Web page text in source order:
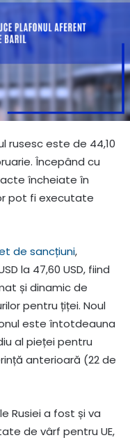
rusesc este de 44,10
Începând cu
încheiate în
pot fi executate
de sancțiuni,
la 47,60 USD, fiind
și dinamic de
pentru țiței. Noul
este întotdeauna
al pieței pentru
anterioară (22 de
Rusiei a fost și va
de vârf pentru UE,